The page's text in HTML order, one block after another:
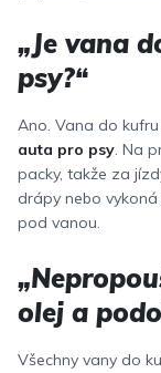
„Je vana
psy?“
Ano. Vana do
auta pro psy. Na
packy, takže za
drápy nebo
pod vanou.
olej a
Všechny vany do